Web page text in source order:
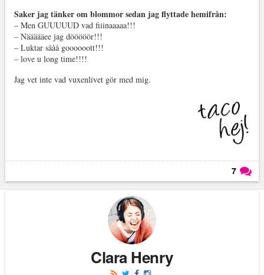
Saker jag tänker om blommor sedan jag flyttade hemifrån:
– Men GUUUUUD vad fiiinaaaaa!!!
– Näääääee jag dööööör!!!
– Luktar sååå goooooott!!!
– love u long time!!!!
Jag vet inte vad vuxenlivet gör med mig.
7
Clara Henry